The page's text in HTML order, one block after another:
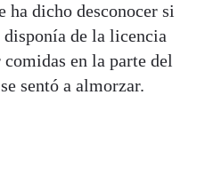
ha dicho desconocer si
de la licencia
en la parte del
sentó a almorzar.